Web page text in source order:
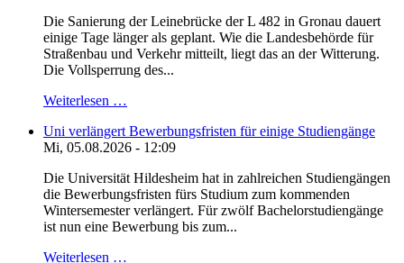
Die Sanierung der Leinebrücke der L 482 in Gronau dauert
einige Tage länger als geplant. Wie die Landesbehörde für
Straßenbau und Verkehr mitteilt, liegt das an der Witterung.
Die Vollsperrung des...
Weiterlesen …
Uni verlängert Bewerbungsfristen für einige Studiengänge
Mi, 05.08.2026 - 12:09
Die Universität Hildesheim hat in zahlreichen Studiengängen
die Bewerbungsfristen fürs Studium zum kommenden
Wintersemester verlängert. Für zwölf Bachelorstudiengänge
ist nun eine Bewerbung bis zum...
Weiterlesen …